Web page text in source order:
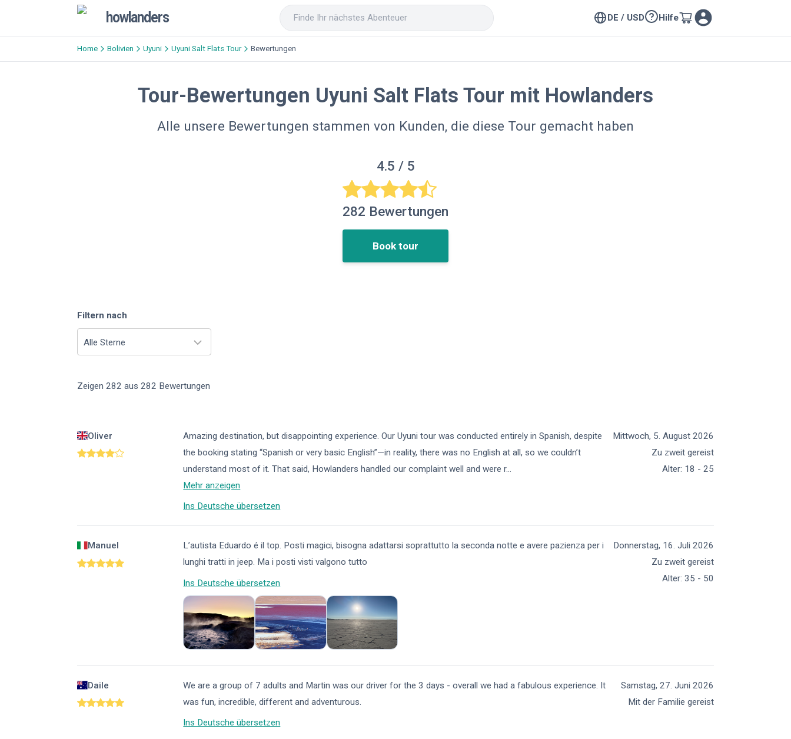
howlanders DE / USD Hilfe
Home Bolivien Uyuni Uyuni Salt Flats Tour Bewertungen
Tour-Bewertungen Uyuni Salt Flats Tour mit Howlanders
Alle unsere Bewertungen stammen von Kunden, die diese Tour gemacht haben
4.5 / 5
282 Bewertungen
Book tour
Filtern nach
Alle Sterne
Zeigen 282 aus 282 Bewertungen
Oliver
Amazing destination, but disappointing experience. Our Uyuni tour was conducted entirely in Spanish, despite
the booking stating “Spanish or very basic English”—in reality, there was no English at all, so we couldn’t
understand most of it. That said, Howlanders handled our complaint well and were r...
Mehr anzeigen
Ins Deutsche übersetzen
Mittwoch, 5. August 2026
Zu zweit gereist
Alter: 18 - 25
Manuel
L’autista Eduardo é il top. Posti magici, bisogna adattarsi soprattutto la seconda notte e avere pazienza per i
lunghi tratti in jeep. Ma i posti visti valgono tutto
Ins Deutsche übersetzen
Donnerstag, 16. Juli 2026
Zu zweit gereist
Alter: 35 - 50
Daile
We are a group of 7 adults and Martin was our driver for the 3 days - overall we had a fabulous experience. It
was fun, incredible, different and adventurous.
Ins Deutsche übersetzen
Samstag, 27. Juni 2026
Mit der Familie gereist